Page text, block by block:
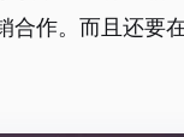
合作。而且还要